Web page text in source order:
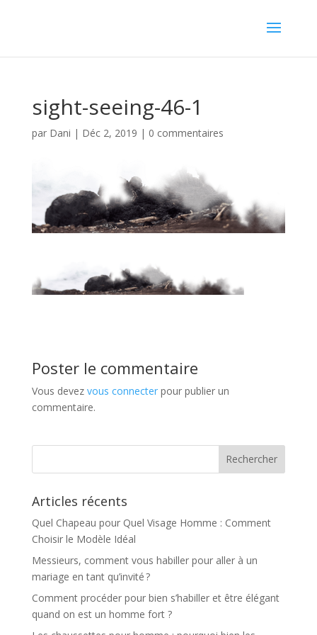
sight-seeing-46-1
par Dani | Déc 2, 2019 | 0 commentaires
Poster le commentaire
Vous devez vous connecterpour publier un
commentaire.
Articles récents
Quel Chapeau pour Quel Visage Homme : Comment
Choisir le Modèle Idéal
Messieurs, comment vous habiller pour aller à un
mariage en tant qu’invité ?
Comment procéder pour bien s’habiller et être élégant
quand on est un homme fort ?